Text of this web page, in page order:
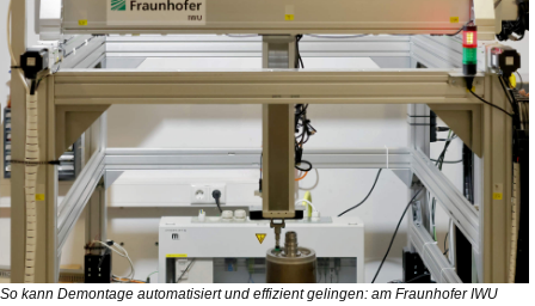
So kann Demontage automatisiert und effizient gelingen: am Fraunhofer IWU